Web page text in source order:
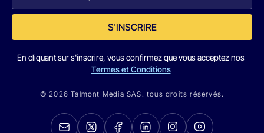
S'INSCRIRE
En cliquant sur s'inscrire, vous confirmez que vous acceptez nos
Termes et Conditions
© 2026 Talmont Media SAS. tous droits réservés.